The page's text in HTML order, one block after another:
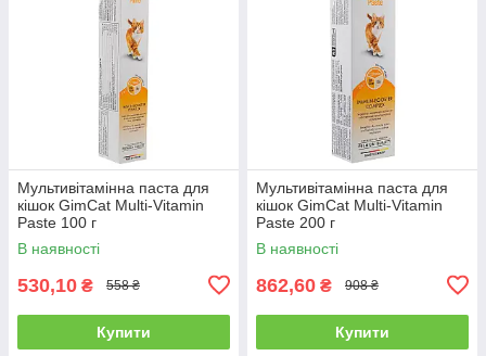
Мультивітамінна паста для
кішок GimCat Multi-Vitamin
Paste 100 г
В наявності
530,10 ₴ 558 ₴
Купити
Мультивітамінна паста для
кішок GimCat Multi-Vitamin
Paste 200 г
В наявності
862,60 ₴ 908 ₴
Купити